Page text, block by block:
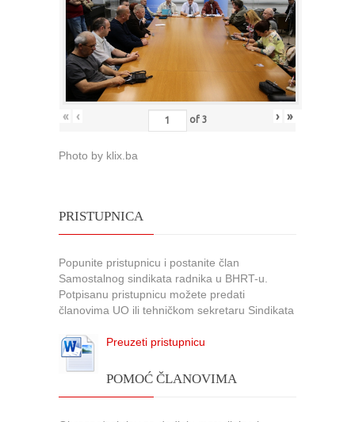
« ‹ of 3 › »
Photo by klix.ba
PRISTUPNICA
Popunite pristupnicu i postanite član
Samostalnog sindikata radnika u BHRT-u.
Potpisanu pristupnicu možete predati
članovima UO ili tehničkom sekretaru Sindikata
Preuzeti pristupnicu
POMOĆ ČLANOVIMA